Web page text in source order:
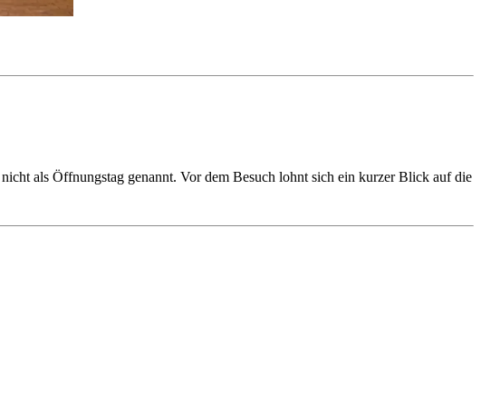
als Öffnungstag genannt. Vor dem Besuch lohnt sich ein kurzer Blick auf die